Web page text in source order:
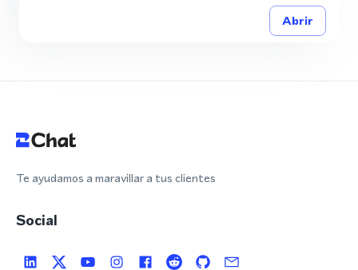
Abrir
Te ayudamos a maravillar a tus clientes
Social